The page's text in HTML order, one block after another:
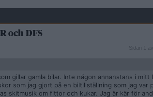
och DFS
Sidan
Sidan 1 av
gillar gamla bilar. Inte någon annanstans i mitt
som jag gjort på en biltillställning som jag var
skitmusik om fittor och kukar. Jag är kär för